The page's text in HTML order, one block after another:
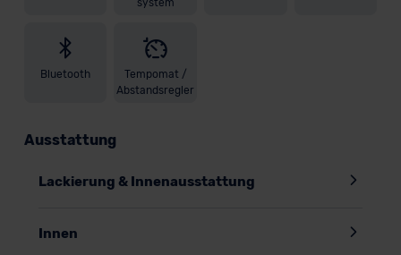
system
Bluetooth
Tempomat /
Abstandsregler
Ausstattung
Lackierung & Innenausstattung
Innen